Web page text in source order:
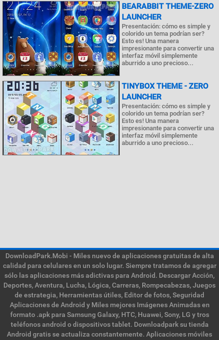
BEARABBIT THEME-ZERO
LAUNCHER
Presentación: cómo es simple y
colorido un tema podrían ser?
Esto es! Una manera
impresionante para convertir una
interfaz móvil simplemente
aburrido a uno precioso...
TINYBOX THEME - ZERO
LAUNCHER
Presentación: cómo es simple y
colorido un tema podrían ser?
Esto es! Una manera
impresionante para convertir una
interfaz móvil simplemente
aburrido a uno precioso...
DownloadPark.Mobi - Miles nuevo de aplicaciones gratuitas de alta
calidad para celulares en un solo lugar. Siempre tratamos de agregar
sólo las aplicaciones más adictivas para Android. Descargar Acción,
Deportes, Aventura, Lucha, Lógica, Carreras, Rompecabezas, Juegos
de estrategia, Herramientas útiles, Editor de fotos, Seguridad
Aplicaciones de Android y Miles mejores Imágenes Animadas en
formato .apk para Samsung Galaxy, HTC, Huawei, Sony, LG y tros
teléfonos android o dispositivos tablet. Downloadpark su tienda
Android gratis se actualiza constantemente. Aplicaciones móviles